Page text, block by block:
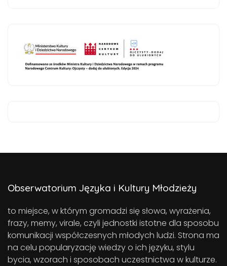
Obserwatorium Języka i Kultury Młodzieży
to miejsce, w którym gromadzi się słowa, wyrażenia,
frazy, memy, virale, czyli jednostki istotne dla sposobu
komunikacji współczesnych młodych ludzi. Strona ma
na celu popularyzację wiedzy o ich języku, stylu
bycia, wzorach i sposobach uczestnictwa w kulturze.